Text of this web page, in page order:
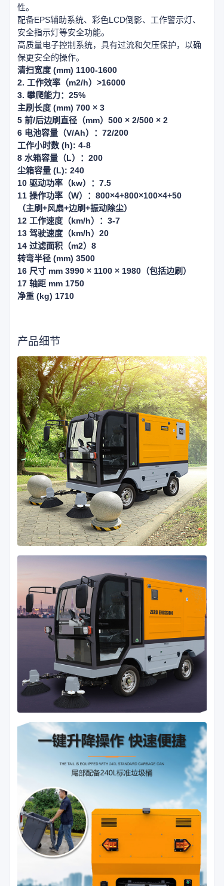
性。
配备EPS辅助系统、彩色LCD倒影、工作警示灯、
安全指示灯等安全功能。
高质量电子控制系统，具有过流和欠压保护，以确
保更安全的操作。
清扫宽度 (mm) 1100-1600
2. 工作效率（m2/h）>16000
3. 攀爬能力：25%
主刷长度 (mm) 700 × 3
5 前/后边刷直径（mm）500 × 2/500 × 2
6 电池容量（V/Ah）：72/200
工作小时数 (h): 4-8
8 水箱容量（L）：200
尘箱容量 (L): 240
10 驱动功率（kw）：7.5
11 操作功率（W）：800×4+800×100×4+50
（主刷+风扇+边刷+振动除尘）
12 工作速度（km/h）：3-7
13 驾驶速度（km/h）20
14 过滤面积（m2）8
转弯半径 (mm) 3500
16 尺寸 mm 3990 × 1100 × 1980（包括边刷）
17 轴距 mm 1750
净重 (kg) 1710
产品细节